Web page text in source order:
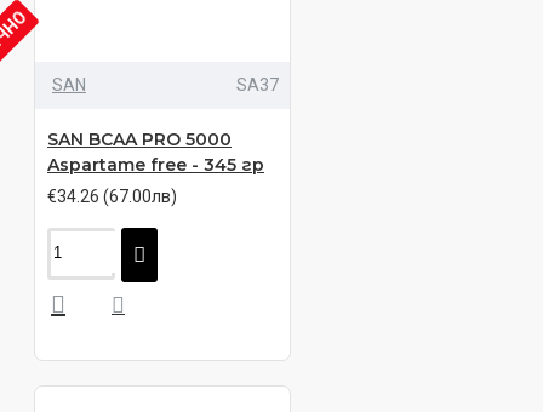
SAN SA37
SAN BCAA PRO 5000
Aspartame free - 345 гр
€34.26 (67.00лв)